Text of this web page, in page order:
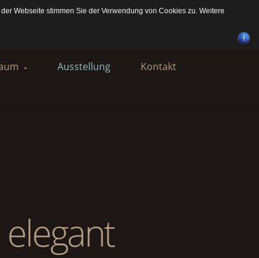
Ausstellung Kontakt
Webseite stimmen Sie der Verwendung von Cookies zu. Weitere